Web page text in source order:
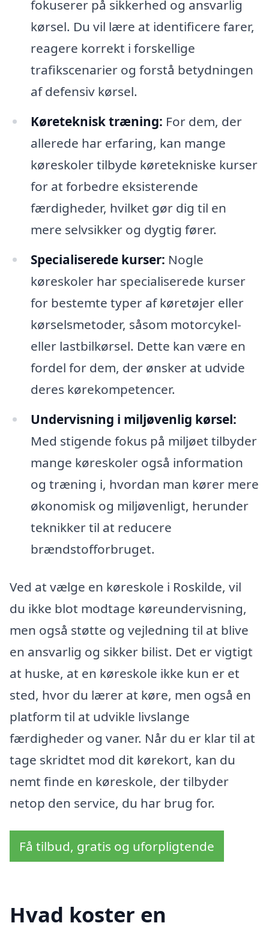
fokuserer på sikkerhed og ansvarlig
kørsel. Du vil lære at identificere farer,
reagere korrekt i forskellige
trafikscenarier og forstå betydningen
af defensiv kørsel.
Køreteknisk træning: For dem, der
allerede har erfaring, kan mange
køreskoler tilbyde køretekniske kurser
for at forbedre eksisterende
færdigheder, hvilket gør dig til en
mere selvsikker og dygtig fører.
Specialiserede kurser: Nogle
køreskoler har specialiserede kurser
for bestemte typer af køretøjer eller
kørselsmetoder, såsom motorcykel-
eller lastbilkørsel. Dette kan være en
fordel for dem, der ønsker at udvide
deres kørekompetencer.
Undervisning i miljøvenlig kørsel:
Med stigende fokus på miljøet tilbyder
mange køreskoler også information
og træning i, hvordan man kører mere
økonomisk og miljøvenligt, herunder
teknikker til at reducere
brændstofforbruget.
Ved at vælge en køreskole i Roskilde, vil
du ikke blot modtage køreundervisning,
men også støtte og vejledning til at blive
en ansvarlig og sikker bilist. Det er vigtigt
at huske, at en køreskole ikke kun er et
sted, hvor du lærer at køre, men også en
platform til at udvikle livslange
færdigheder og vaner. Når du er klar til at
tage skridtet mod dit kørekort, kan du
nemt finde en køreskole, der tilbyder
netop den service, du har brug for.
Få tilbud, gratis og uforpligtende
Hvad koster en